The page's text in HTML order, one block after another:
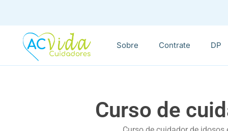
Sobre Contrate DP
Curso de